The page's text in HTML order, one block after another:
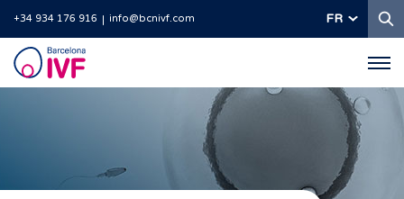
+34 934 176 916 info@bcnivf.com FR
Barcelona
IVF